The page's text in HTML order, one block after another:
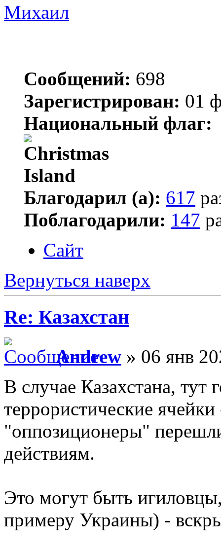
Михаил
Сообщений: 698
Зарегистрирован: 01
Национальный флаг:
Благодарил (а): 617
Поблагодарили: 147
Сайт
Вернуться наверх
Re: Казахстан
Andrew » 06 янв
В случае Казахстана, тут
террористические
"оппозиционеры"
действиям.
Это могут быть
примеру Украины) -